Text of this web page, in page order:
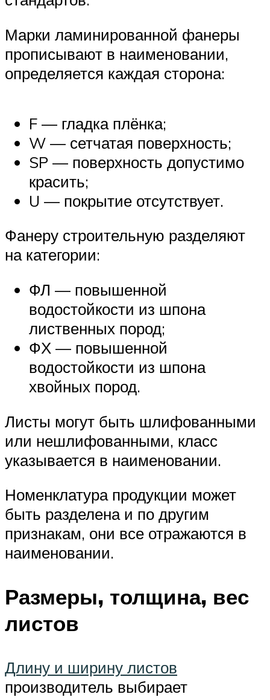
Марки ламинированной фанеры
прописывают в наименовании,
определяется каждая сторона:
F — гладка плёнка;
W — сетчатая поверхность;
SP — поверхность допустимо
красить;
U — покрытие отсутствует.
Фанеру строительную разделяют
на категории:
ФЛ — повышенной
водостойкости из шпона
лиственных пород;
ФХ — повышенной
водостойкости из шпона
хвойных пород.
Листы могут быть шлифованными
или нешлифованными, класс
указывается в наименовании.
Номенклатура продукции может
быть разделена и по другим
признакам, они все отражаются в
наименовании.
Размеры, толщина, вес
листов
Длину и ширину листов
производитель выбирает